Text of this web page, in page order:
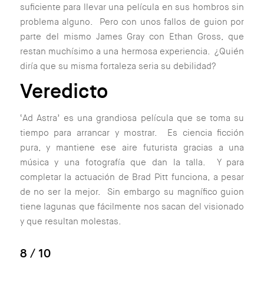
suficiente para llevar una película en sus hombros sin
problema alguno. Pero con unos fallos de guion por
parte del mismo James Gray con Ethan Gross, que
restan muchísimo a una hermosa experiencia. ¿Quién
diría que su misma fortaleza seria su debilidad?
Veredicto
‘Ad Astra’ es una grandiosa película que se toma su
tiempo para arrancar y mostrar. Es ciencia ficción
pura, y mantiene ese aire futurista gracias a una
música y una fotografía que dan la talla. Y para
completar la actuación de Brad Pitt funciona, a pesar
de no ser la mejor. Sin embargo su magnífico guion
tiene lagunas que fácilmente nos sacan del visionado
y que resultan molestas.
8 / 10